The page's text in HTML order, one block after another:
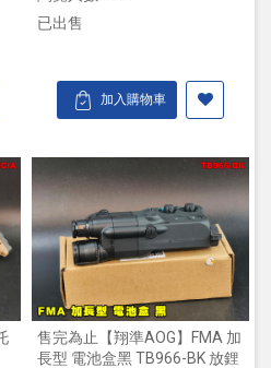
已出售
加入購物車
售完為止【翔準AOG】FMA 加
長型 電池盒黑 TB966-BK 放鋰